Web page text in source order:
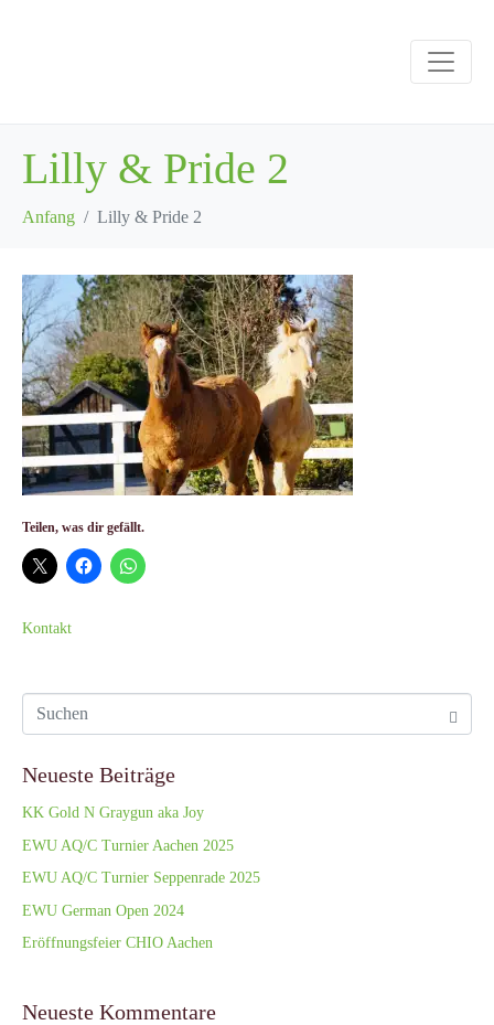
Lilly & Pride 2
Anfang Lilly & Pride 2
Teilen, was dir gefällt.
Kontakt
Neueste Beiträge
KK Gold N Graygun aka Joy
EWU AQ/C Turnier Aachen 2025
EWU AQ/C Turnier Seppenrade 2025
EWU German Open 2024
Eröffnungsfeier CHIO Aachen
Neueste Kommentare